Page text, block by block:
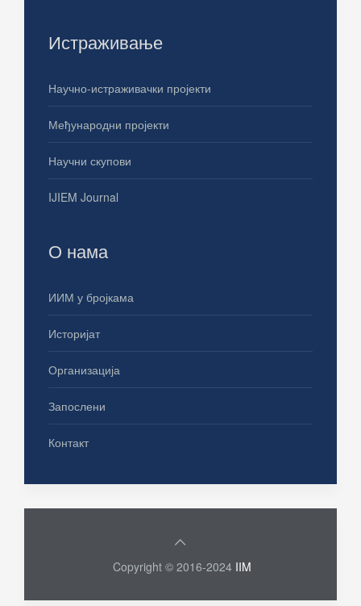
Истраживање
Научно-истраживачки пројекти
Међународни пројекти
Научни скупови
IJIEM Journal
О нама
ИИМ у бројкама
Историјат
Организација
Запослени
Контакт
Copyright © 2016-2024 IIM